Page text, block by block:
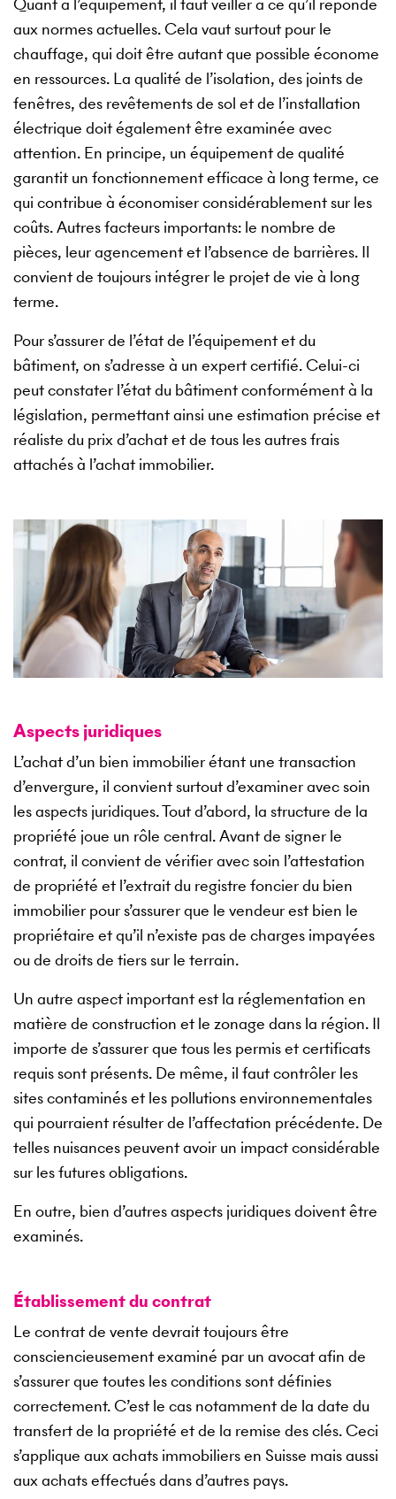
aux normes actuelles. Cela vaut surtout pour le
chauffage, qui doit être autant que possible économe
en ressources. La qualité de l’isolation, des joints de
fenêtres, des revêtements de sol et de l’installation
électrique doit également être examinée avec
attention. En principe, un équipement de qualité
garantit un fonctionnement efficace à long terme, ce
qui contribue à économiser considérablement sur les
coûts. Autres facteurs importants: le nombre de
pièces, leur agencement et l’absence de barrières. Il
convient de toujours intégrer le projet de vie à long
terme.
Pour s’assurer de l’état de l’équipement et du
bâtiment, on s’adresse à un expert certifié. Celui-ci
peut constater l’état du bâtiment conformément à la
législation, permettant ainsi une estimation précise et
réaliste du prix d’achat et de tous les autres frais
attachés à l’achat immobilier.
Aspects juridiques
L’achat d’un bien immobilier étant une transaction
d’envergure, il convient surtout d’examiner avec soin
les aspects juridiques. Tout d’abord, la structure de la
propriété joue un rôle central. Avant de signer le
contrat, il convient de vérifier avec soin l’attestation
de propriété et l’extrait du registre foncier du bien
immobilier pour s’assurer que le vendeur est bien le
propriétaire et qu’il n’existe pas de charges impayées
ou de droits de tiers sur le terrain.
Un autre aspect important est la réglementation en
matière de construction et le zonage dans la région. Il
importe de s’assurer que tous les permis et certificats
requis sont présents. De même, il faut contrôler les
sites contaminés et les pollutions environnementales
qui pourraient résulter de l’affectation précédente. De
telles nuisances peuvent avoir un impact considérable
sur les futures obligations.
En outre, bien d’autres aspects juridiques doivent être
examinés.
Établissement du contrat
Le contrat de vente devrait toujours être
consciencieusement examiné par un avocat afin de
s’assurer que toutes les conditions sont définies
correctement. C’est le cas notamment de la date du
transfert de la propriété et de la remise des clés. Ceci
s’applique aux achats immobiliers en Suisse mais aussi
aux achats effectués dans d’autres pays.